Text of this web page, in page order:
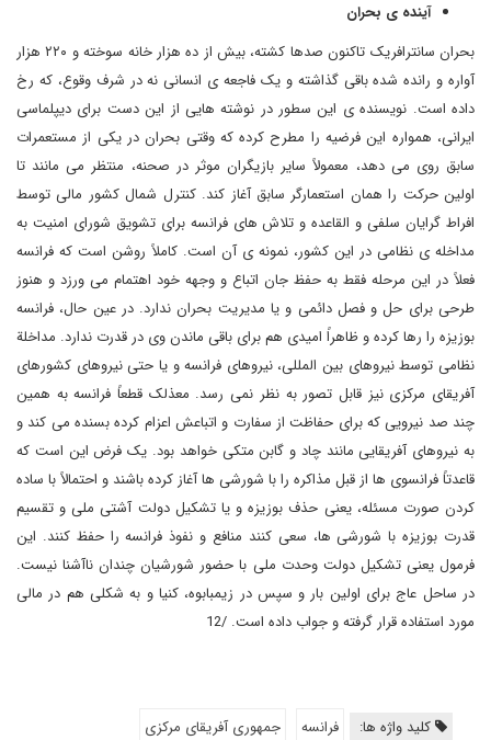
آینده ی بحران
بحران سانترافریک تاکنون صدها کشته، بیش از ده هزار خانه سوخته و ۲۲۰ هزار
آواره و رانده شده باقی گذاشته و یک فاجعه ی انسانی نه در شرف وقوع، که رخ
داده است. نویسنده ی این سطور در نوشته هایی از این دست برای دیپلماسی
ایرانی، همواره این فرضیه را مطرح کرده که وقتی بحران در یکی از مستعمرات
سابق روی می دهد، معمولاً سایر بازیگران موثر در صحنه، منتظر می مانند تا
اولین حرکت را همان استعمارگر سابق آغاز کند. کنترل شمال کشور مالی توسط
افراط گرایان سلفی و القاعده و تلاش های فرانسه برای تشویق شورای امنیت به
مداخله ی نظامی در این کشور، نمونه ی آن است. کاملاً روشن است که فرانسه
فعلاً در این مرحله فقط به حفظ جان اتباع و وجهه خود اهتمام می ورزد و هنوز
طرحی برای حل و فصل دائمی و یا مدیریت بحران ندارد. در عین حال، فرانسه
بوزیزه را رها کرده و ظاهراً امیدی هم برای باقی ماندن وی در قدرت ندارد. مداخلة
نظامی توسط نیروهای بین المللی، نیروهای فرانسه و یا حتی نیروهای کشورهای
آفریقای مرکزی نیز قابل تصور به نظر نمی رسد. معذلک قطعاً فرانسه به همین
چند صد نیرویی که برای حفاظت از سفارت و اتباعش اعزام کرده بسنده می کند و
به نیروهای آفریقایی مانند چاد و گابن متکی خواهد بود. یک فرض این است که
قاعدتاً فرانسوی ها از قبل مذاکره را با شورشی ها آغاز کرده باشند و احتمالاً با ساده
کردن صورت مسئله، یعنی حذف بوزیزه و یا تشکیل دولت آشتی ملی و تقسیم
قدرت بوزیزه با شورشی ها، سعی کنند منافع و نفوذ فرانسه را حفظ کنند. این
فرمول یعنی تشکیل دولت وحدت ملی با حضور شورشیان چندان ناآشنا نیست.
در ساحل عاج برای اولین بار و سپس در زیمبابوه، کنیا و به شکلی هم در مالی
مورد استفاده قرار گرفته و جواب داده است. /12
کلید واژه ها: فرانسه
جمهوری آفریقای مرکزی